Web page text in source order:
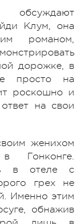
Клум, она
романом,
дорожке, в
просто на
роскошно и
на свои
женихом
Гонконге.
в отеле с
грех не
Именно этим
обнажив